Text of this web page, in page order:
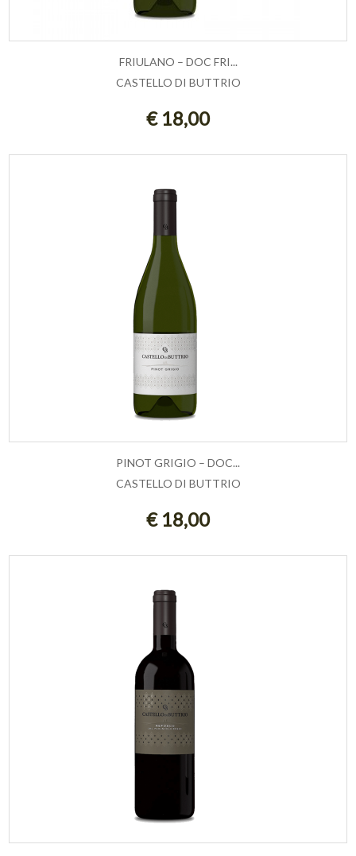
AGGIUNGI AL CARRELLO
FRIULANO – DOC FRI...
CASTELLO DI BUTTRIO
€ 18,00
AGGIUNGI AL CARRELLO
PINOT GRIGIO – DOC...
CASTELLO DI BUTTRIO
€ 18,00